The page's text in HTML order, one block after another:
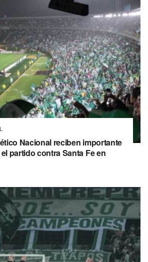
Nacional reciben importante
partido contra Santa Fe en